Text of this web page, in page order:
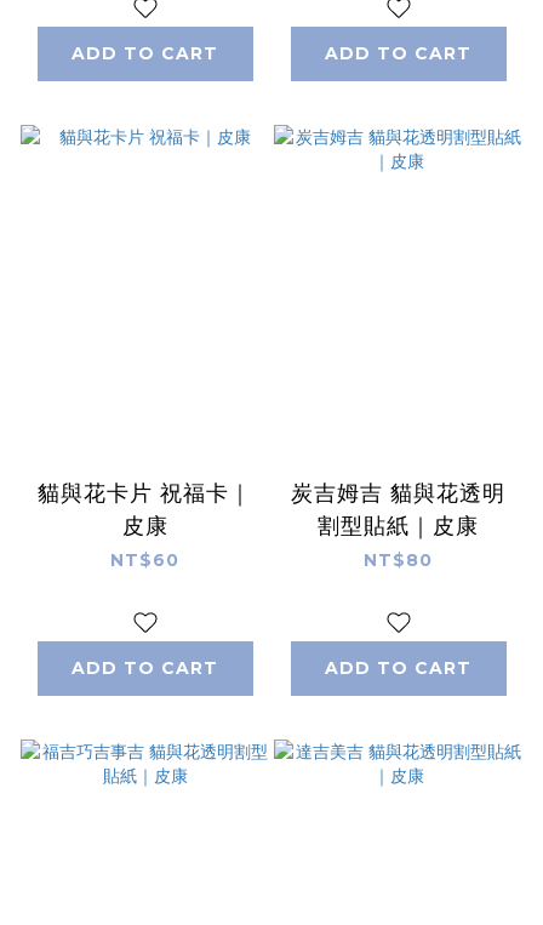
ADD TO CART ADD TO CART
貓與花卡片 祝福卡｜
皮康
NT$60
ADD TO CART
炭吉姆吉 貓與花透明
割型貼紙｜皮康
NT$80
ADD TO CART